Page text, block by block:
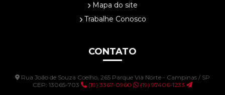
Mapa do site
Trabalhe Conosco
CONTATO
Rua João de Souza Coelho, 265 Parque Via Norte - Campinas / SP
CEP: 13065-703
(19) 3367-0960 (19) 97406-1233